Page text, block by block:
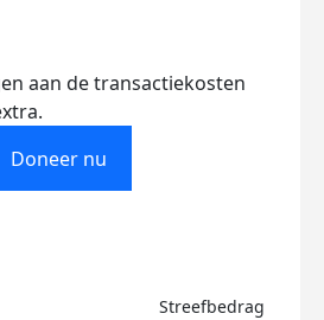
aan de transactiekosten
Doneer nu
Streefbedrag